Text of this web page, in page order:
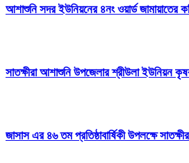
আশাশুনি সদর ইউনিয়নের ৪নং ওয়ার্ড
সাতক্ষীরা আশাশুনি উপজেলার শ্রীউলা ইউনিয়ন
জাসাস এর ৪৬ তম প্রতিষ্ঠাবার্ষিকী উপলক্ষে